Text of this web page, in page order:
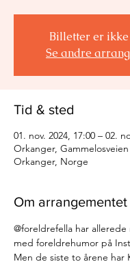
Billetter er
Se andre
Tid & sted
01. nov. 2024, 17:00 – 02.
Orkanger, Gammelosveien
Orkanger, Norge
Om arrangementet
@foreldrefella har
med foreldrehumor på
Men de siste to årene har